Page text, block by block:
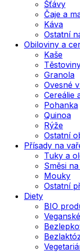
Šťávy
Čaje a
Káva
Ostatní
Obiloviny a
Kaše
Granola
Ovesné
Cereálie
Pohanka
Quinoa
Rýže
Ostatní
Přísady na
Tuky a
Směsi
Mouky
Ostatní
Diety
BIO